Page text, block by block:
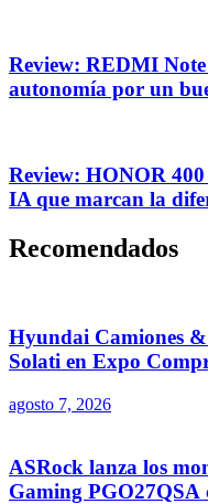
Review: REDMI
autonomía por un
Review: HONOR
IA que marcan la
Recomendados
Hyundai Camiones &
Solati en Expo
agosto 7, 2026
ASRock lanza los
Gaming